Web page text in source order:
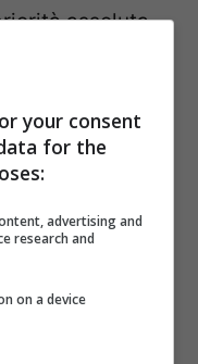
assoluta.
la
il bagno.
con …
un
your consent
for the
advertising and
research and
on a device